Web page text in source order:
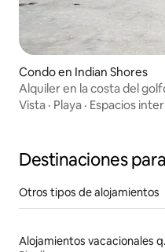
Condo en Indian Shores
Alquiler en la costa del
Vista · Playa · Espacios
Destinaciones
Otros tipos de alojamientos